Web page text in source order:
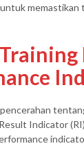
memastikan
Indicator